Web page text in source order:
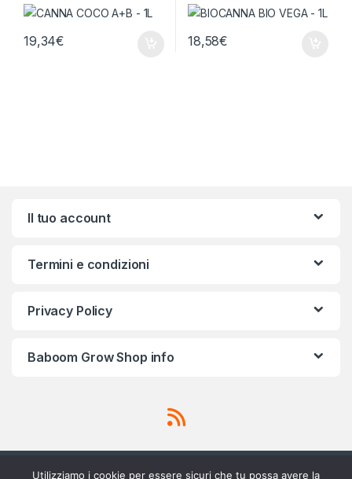
19,34€ 18,58€
Il tuo account
Termini e condizioni
Privacy Policy
Baboom Grow Shop info
Utilizziamo i cookie per essere sicuri che tu possa avere la